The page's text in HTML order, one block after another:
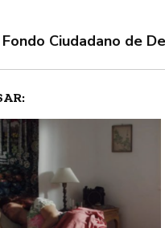
Ciudadano de